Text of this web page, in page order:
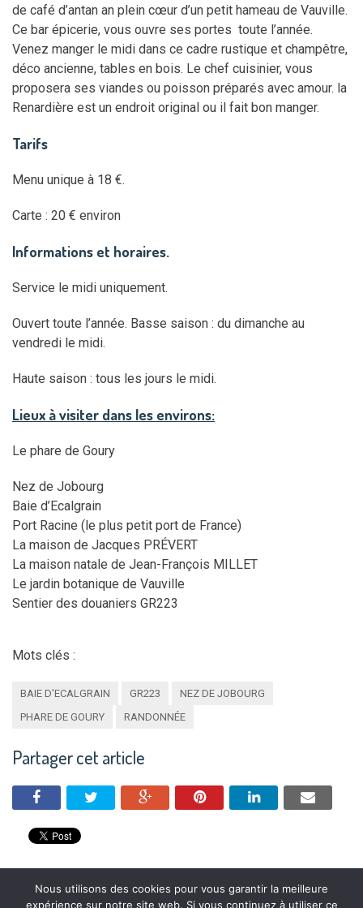
de café d’antan an plein cœur d’un petit hameau de Vauville.
Ce bar épicerie, vous ouvre ses portes toute l’année.
Venez manger le midi dans ce cadre rustique et champêtre,
déco ancienne, tables en bois. Le chef cuisinier, vous
proposera ses viandes ou poisson préparés avec amour. la
Renardière est un endroit original ou il fait bon manger.
Tarifs
Menu unique à 18 €.
Carte : 20 € environ
Informations et horaires.
Service le midi uniquement.
Ouvert toute l’année. Basse saison : du dimanche au
vendredi le midi.
Haute saison : tous les jours le midi.
Lieux à visiter dans les environs:
Le phare de Goury
Nez de Jobourg
Baie d’Ecalgrain
Port Racine (le plus petit port de France)
La maison de Jacques PRÉVERT
La maison natale de Jean-François MILLET
Le jardin botanique de Vauville
Sentier des douaniers GR223
Mots clés :
BAIE D'ECALGRAIN GR223
NEZ DE JOBOURG
PHARE DE GOURY
RANDONNÉE
Partager cet article
Nous utilisons des cookies pour vous garantir la meilleure
expérience sur notre site web. Si vous continuez à utiliser ce